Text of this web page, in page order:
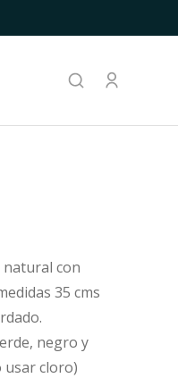
natural con
35 cms
negro y
usar cloro)